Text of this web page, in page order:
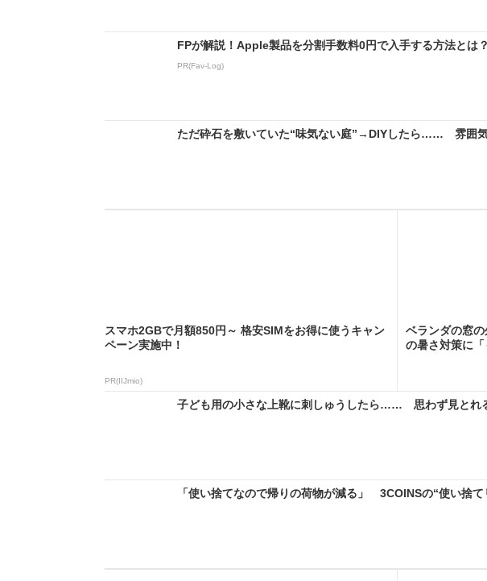
FPが解説！Apple製品を分割手数料0円で入手する方法とは？
PR(Fav-Log)
ただ砕石を敷いていた“味気ない庭”→DIYしたら…… 雰囲
スマホ2GBで月額850円～ 格安SIMをお得に使うキャン
ペーン実施中！
PR(IIJmio)
ベランダの窓
の暑さ対策に
子ども用の小さな上靴に刺しゅうしたら…… 思わず見とれ
「使い捨てなので帰りの荷物が減る」 3COINSの“使い捨